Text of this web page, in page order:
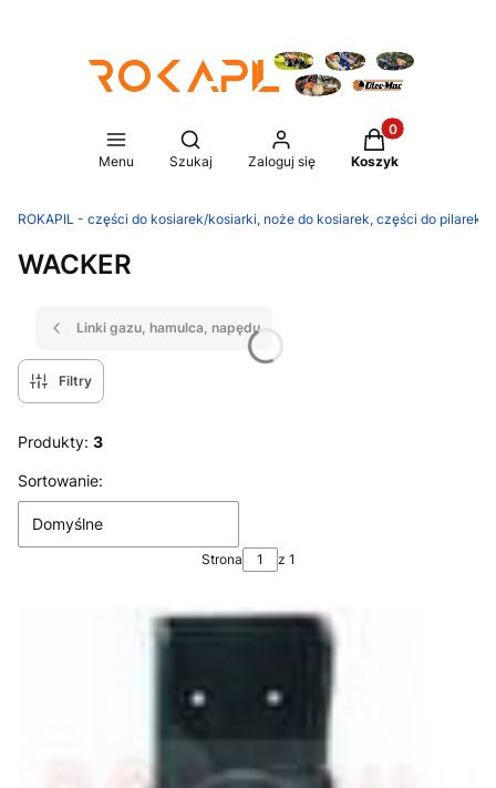
Menu
Otwórz wyszukiwarkę
Szukaj Zaloguj się
Produkty w
Koszyk
ROKAPIL - części do kosiarek/kosiarki, noże do kosiarek, części do pilarek/
WACKER
Linki gazu, hamulca, napędu
Filtry
Produkty: 3
Lista produktów
Sortowanie:
Domyślne
Strona z 1